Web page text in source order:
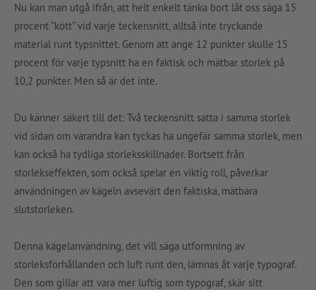
Nu kan man utgå ifrån, att helt enkelt tänka bort låt oss säga 15
procent ”kött” vid varje teckensnitt, alltså inte tryckande
material runt typsnittet. Genom att ange 12 punkter skulle 15
procent för varje typsnitt ha en faktisk och mätbar storlek på
10,2 punkter. Men så är det inte.
Du känner säkert till det: Två teckensnitt satta i samma storlek
vid sidan om varandra kan tyckas ha ungefär samma storlek, men
kan också ha tydliga storleksskillnader. Bortsett från
storlekseffekten, som också spelar en viktig roll, påverkar
användningen av kägeln avsevärt den faktiska, mätbara
slutstorleken.
Denna kägelanvändning, det vill säga utformning av
storleksförhållanden och luft runt den, lämnas åt varje typograf.
Den som gillar att vara mer luftig som typograf, skär sitt